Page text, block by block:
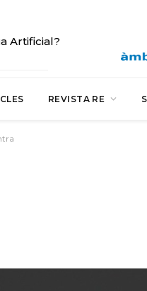
Artificial?
REVISTA RE